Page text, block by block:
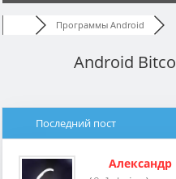
Программы Android
Android
Последний пост
Александр